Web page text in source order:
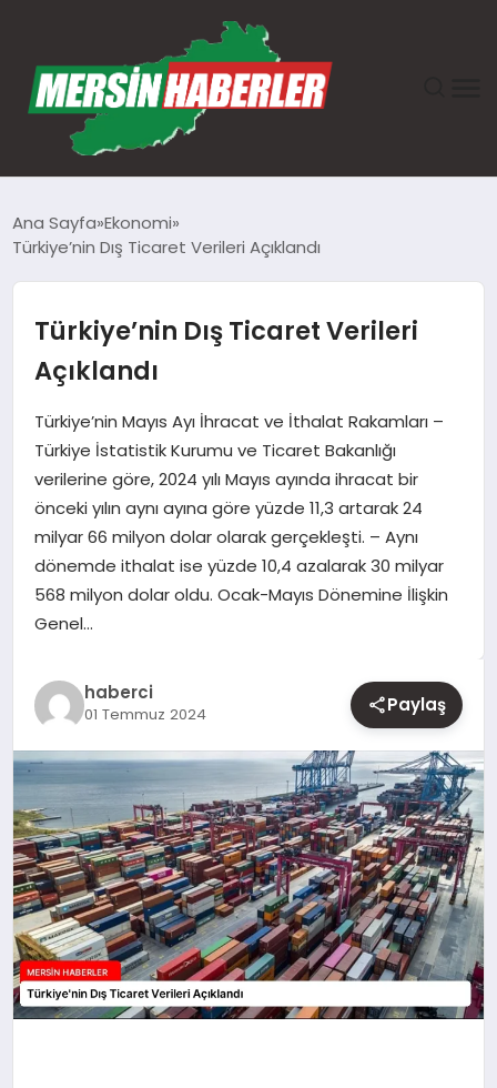
GÜNDEM
EKONOMI
SAĞLIK
TEKNOLOJI
YAŞAM
Ana Sayfa Ekonomi
Türkiye’nin Dış Ticaret Verileri Açıklandı
Türkiye’nin Dış Ticaret Verileri
Açıklandı
Türkiye’nin Mayıs Ayı İhracat ve İthalat Rakamları –
Türkiye İstatistik Kurumu ve Ticaret Bakanlığı
verilerine göre, 2024 yılı Mayıs ayında ihracat bir
önceki yılın aynı ayına göre yüzde 11,3 artarak 24
milyar 66 milyon dolar olarak gerçekleşti. – Aynı
dönemde ithalat ise yüzde 10,4 azalarak 30 milyar
568 milyon dolar oldu. Ocak-Mayıs Dönemine İlişkin
Genel…
haberci
01 Temmuz 2024 Paylaş